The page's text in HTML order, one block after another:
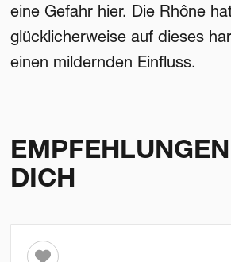
eine Gefahr hier. Die Rhône
glücklicherweise auf dieses
einen mildernden Einfluss.
DICH